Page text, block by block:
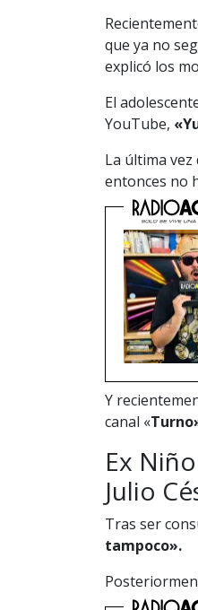
que ya no
explicó los
El
YouTube,
La última vez
entonces no
Y
canal «
Ex
Julio
Tras ser
tampoco».